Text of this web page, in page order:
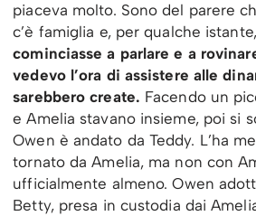
piaceva molto. Sono del parere
c’è famiglia e, per qualche istante,
cominciasse a parlare e a
vedevo l’ora di assistere alle
sarebbero create. Facendo un
e Amelia stavano insieme, poi si
Owen è andato da Teddy. L’ha
tornato da Amelia, ma non con
ufficialmente almeno. Owen
Betty, presa in custodia dai